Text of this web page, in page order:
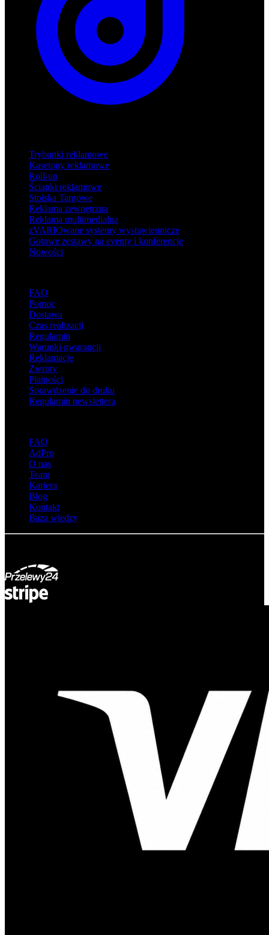
Trybunki reklamowe
Kasetony reklamowe
Roll-up
Ścianki reklamowe
Stoiska Targowe
Reklama zewnętrzna
Reklama multimedialna
zVARIOwane systemy wystawiennicze
Gotowe zestawy na eventy i konferencje
Nowości
FAQ
Pomoc
Dostawa
Czas realizacji
Regulamin
Warunki gwarancji
Reklamacje
Zwroty
Płatności
Sprawdzenie do druku
Regulamin newslettera
FAQ
AdPro
O nas
Team
Kariera
Blog
Kontakt
Baza wiedzy